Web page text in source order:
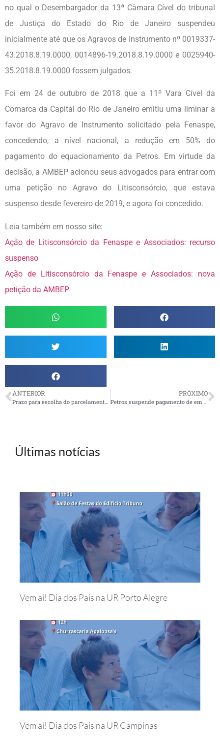
no qual o Desembargador da 13ª Câmara Cível do tribunal
de Justiça do Estado do Rio de Janeiro suspendeu
inicialmente até que os Agravos de Instrumento nº 0019337-
43.2018.8.19.0000, 0014896-19.2018.8.19.0000 e 0025940-
35.2018.8.19.0000 fossem julgados.
Foi em 24 de outubro de 2018 que a 11º Vara Cível da
Comarca da Capital do Rio de Janeiro emitiu uma liminar a
favor do Agravo de Instrumento solicitado pela Fenaspe,
concedendo, a nível nacional, a redução em 50% do
pagamento do equacionamento da Petros. Em virtude da
decisão, a AMBEP acionou seus advogados para entrar com
uma petição no Agravo do Litisconsórcio, que estava
suspenso desde fevereiro de 2019, e agora foi concedido.
Leia também em nosso site:
Ação de Litisconsórcio da Fenaspe e Associados: recurso
suspenso
Ação de Litisconsórcio da Fenaspe e Associados: nova
petição da AMBEP
ANTERIOR PRÓXIMO
Últimas notícias
Vem aí! Dia dos Pais na UR Porto Alegre
Vem aí! Dia dos Pais na UR Campinas